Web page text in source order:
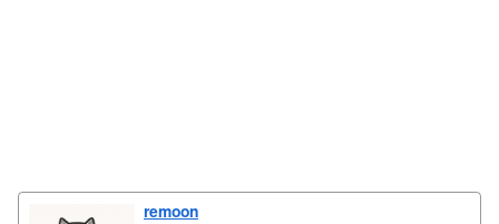
remoon